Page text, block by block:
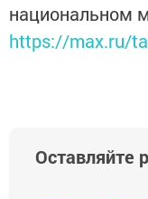
национальном
https://max.ru/
Оставляйте